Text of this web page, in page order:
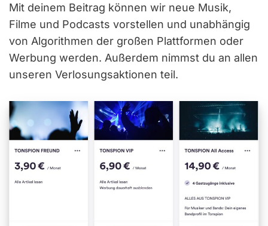
Mit deinem Beitrag können wir neue Musik,
Filme und Podcasts vorstellen und unabhängig
von Algorithmen der großen Plattformen oder
Werbung werden. Außerdem nimmst du an allen
unseren Verlosungsaktionen teil.